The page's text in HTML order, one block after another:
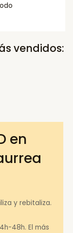
vendidos:
en
y rebitaliza.
48h. El más